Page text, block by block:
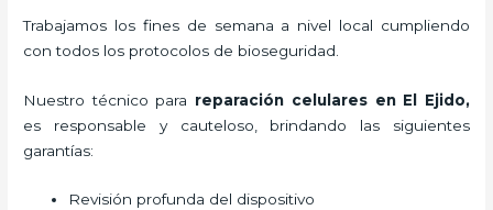
Trabajamos los fines de semana a nivel local cumpliendo
con todos los protocolos de bioseguridad.
Nuestro técnico para reparación celulares en El Ejido,
es responsable y cauteloso, brindando las siguientes
garantías:
Revisión profunda del dispositivo